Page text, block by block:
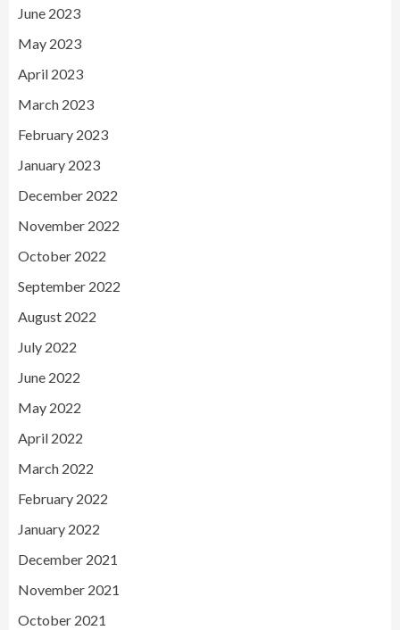
June 2023
May 2023
April 2023
March 2023
February 2023
January 2023
December 2022
November 2022
October 2022
September 2022
August 2022
July 2022
June 2022
May 2022
April 2022
March 2022
February 2022
January 2022
December 2021
November 2021
October 2021